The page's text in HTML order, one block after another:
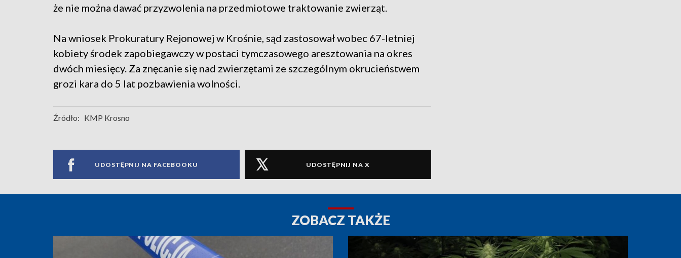
że nie można dawać przyzwolenia na przedmiotowe traktowanie zwierząt.
Na wniosek Prokuratury Rejonowej w Krośnie, sąd zastosował wobec 67-letniej
kobiety środek zapobiegawczy w postaci tymczasowego aresztowania na okres
dwóch miesięcy. Za znęcanie się nad zwierzętami ze szczególnym okrucieństwem
grozi kara do 5 lat pozbawienia wolności.
Źródło: KMP Krosno
UDOSTĘPNIJ NA FACEBOOKU UDOSTĘPNIJ NA X
ZOBACZ TAKŻE